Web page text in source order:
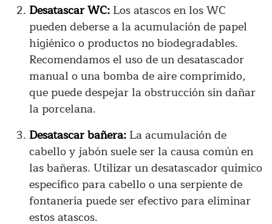
Desatascar WC: Los atascos en los WC
pueden deberse a la acumulación de papel
higiénico o productos no biodegradables.
Recomendamos el uso de un desatascador
manual o una bomba de aire comprimido,
que puede despejar la obstrucción sin dañar
la porcelana.
Desatascar bañera: La acumulación de
cabello y jabón suele ser la causa común en
las bañeras. Utilizar un desatascador químico
específico para cabello o una serpiente de
fontanería puede ser efectivo para eliminar
estos atascos.